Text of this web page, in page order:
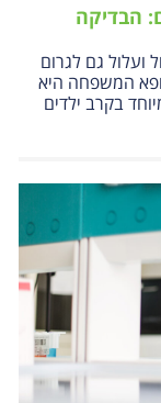
הבדיקה
ועלול גם לגרום
המשפחה היא
בקרב ילדים